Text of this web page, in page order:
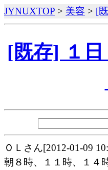
JYNUXTOP > 美容 > [
[既存] １
ＯＬさん[2012-01-09
朝８時、１１時、１４